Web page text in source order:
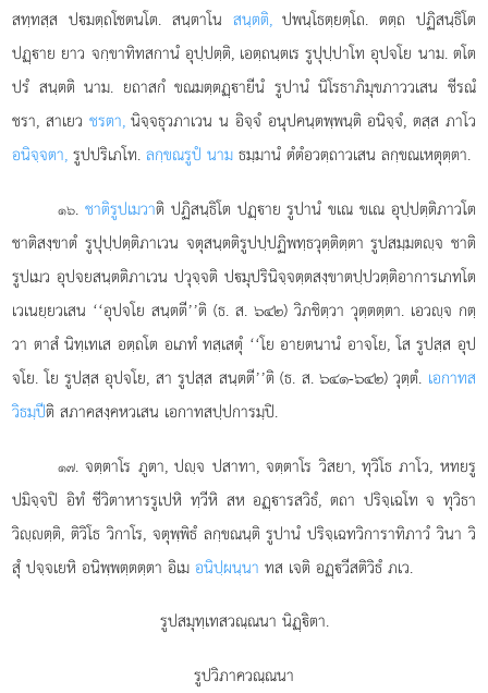
สทฺทสฺส ปมตฺถโชตนโต. สนฺตาโน สนฺตติ,ปพนฺโธตฺยตฺโถ. ตตฺถ ปฏิสนฺธิโต
ปฏฺาย ยาว จกฺขาทิทสกานํ อุปฺปตฺติ, เอตฺถนฺตเร รูปุปฺปาโท อุปจโย นาม. ตโต
ปรํ สนฺตติ นาม. ยถาสกํ ขณมตฺตฏฺายีนํ รูปานํ นิโรธาภิมุขภาววเสน ชีรณํ
ชรา, สาเยว ชรตา,นิจฺจธุวภาเวน น อิจฺจํ อนุปคนฺตพฺพนฺติ อนิจฺจํ, ตสฺส ภาโว
อนิจฺจตา, รูปปริเภโท.ลกฺขณรูปํ นาม ธมฺมานํ ตํตํอวตฺถาวเสน ลกฺขณเหตุตฺตา.
๑๖. ชาติรูปเมวาติ ปฏิสนฺธิโต ปฏฺาย รูปานํ ขเณ ขเณ อุปฺปตฺติภาวโต
ชาติสงฺขาตํ รูปุปฺปตฺติภาเวน จตุสนฺตติรูปปฺปฏิพทฺธวุตฺติตฺตา รูปสมฺมตฺจ ชาติ
รูปเมว อุปจยสนฺตติภาเวน ปวุจฺจติ ปมุปรินิจฺจตฺตสงฺขาตปฺปวตฺติอาการเภทโต
เวเนยฺยวเสน ‘‘อุปจโย สนฺตตี’’ติ (ธ. ส. ๖๔๒) วิภชิตฺวา วุตฺตตฺตา. เอวฺจ กตฺ
วา ตาสํ นิทฺเทเส อตฺถโต อเภทํ ทสฺเสตุํ ‘‘โย อายตนานํ อาจโย, โส รูปสฺส อุป
จโย. โย รูปสฺส อุปจโย, สารูปสฺส สนฺตตี’’ติ (ธ. ส. ๖๔๑-๖๔๒) วุตฺตํ. เอกาทส
วิธมฺปีติ สภาคสงฺคหวเสน เอกาทสปฺปการมฺปิ.
๑๗. จตฺตาโร ภูตา, ปฺจ ปสาทา, จตฺตาโร วิสยา, ทุวิโธ ภาโว, หทยรู
ปมิจฺจปิ อิทํ ชีวิตาหารรูเปหิ ทฺวีหิ สห อฏฺารสวิธํ, ตถา ปริจฺเฉโท จ ทุวิธา
วิฺตฺติ, ติวิโธ วิกาโร, จตุพฺพิธํ ลกฺขณนฺติ รูปานํ ปริจฺเฉทวิการาทิภาวํ วินา วิ
สุํ ปจฺจเยหิ อนิพฺพตฺตตฺตา อิเมอนิปฺผนฺนา ทส เจติ อฏฺวีสติวิธํ ภเว.
รูปสมุทฺเทสวณฺณนา นิฏฺิตา.
รูปวิภาควณฺณนา